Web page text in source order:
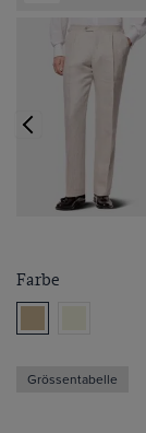
Farbe
Grössentabelle